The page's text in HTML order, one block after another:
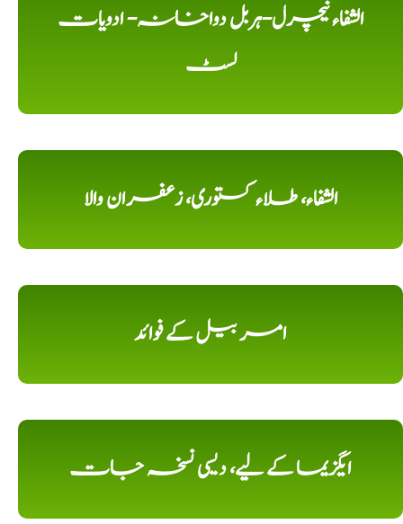
الشفاء نیچرل-ہربل دواخانہ- ادویات
لسٹ
الشفاء، طلاء کستوری، زعفران والا
امر بیل کے فوائد
ایگزیما کے لیے، دیسی نسخہ جات